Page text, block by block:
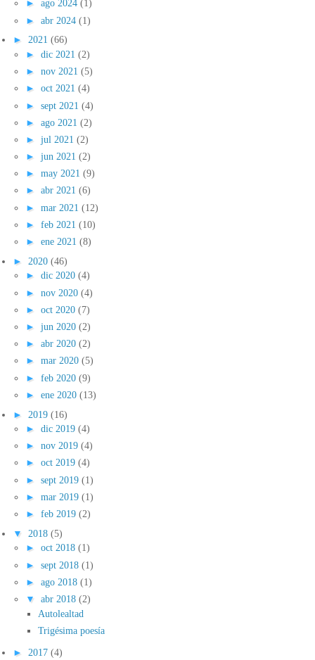
► ago 2024 (1)
► abr 2024 (1)
► 2021 (66)
► dic 2021 (2)
► nov 2021 (5)
► oct 2021 (4)
► sept 2021 (4)
► ago 2021 (2)
► jul 2021 (2)
► jun 2021 (2)
► may 2021 (9)
► abr 2021 (6)
► mar 2021 (12)
► feb 2021 (10)
► ene 2021 (8)
► 2020 (46)
► dic 2020 (4)
► nov 2020 (4)
► oct 2020 (7)
► jun 2020 (2)
► abr 2020 (2)
► mar 2020 (5)
► feb 2020 (9)
► ene 2020 (13)
► 2019 (16)
► dic 2019 (4)
► nov 2019 (4)
► oct 2019 (4)
► sept 2019 (1)
► mar 2019 (1)
► feb 2019 (2)
▼ 2018 (5)
► oct 2018 (1)
► sept 2018 (1)
► ago 2018 (1)
▼ abr 2018 (2)
Autolealtad
Trigésima poesía
► 2017 (4)